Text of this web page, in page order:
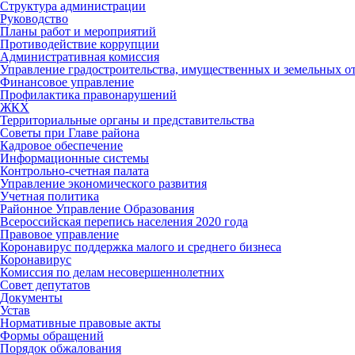
Структура администрации
Руководство
Планы работ и мероприятий
Противодействие коррупции
Административная комиссия
Управление градостроительства, имущественных и земельных
Финансовое управление
Профилактика правонарушений
ЖКХ
Территориальные органы и представительства
Советы при Главе района
Кадровое обеспечение
Информационные системы
Контрольно-счетная палата
Управление экономического развития
Учетная политика
Районное Управление Образования
Всероссийская перепись населения 2020 года
Правовое управление
Коронавирус поддержка малого и среднего бизнеса
Коронавирус
Комиссия по делам несовершеннолетних
Совет депутатов
Документы
Устав
Нормативные правовые акты
Формы обращений
Порядок обжалования